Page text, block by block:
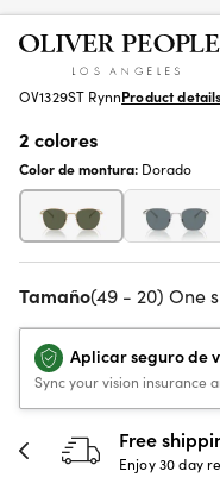
OV1329ST RynnProduct details
2 colores
Color de montura: Dorado
Tamaño(49 - 20) One
Aplicar seguro de
Sync your vision insurance
Free
Enjoy 30 day